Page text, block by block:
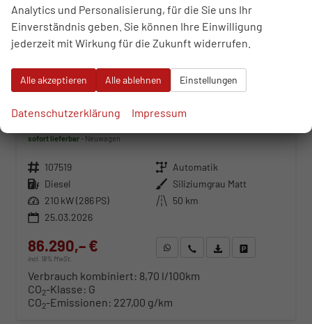
Volkswagen Touareg
sofort lieferbar Neuwagen
Fahrzeugnr. 107519 Getriebe Automatik
Kraftstoff Diesel Außenfarbe Siliziumgrau Matt
Leistung 210 kW (286 PS) Kilometerstand 50 km
25.03.2026
86.290,– €
incl. 19% MwSt.
WhatsApp anfragen
Wir rufen Sie anFahrzeugexposé (PDF)
Verbrauch kombiniert: 8,70 l/100km
CO2-Klasse: G
CO2-Emissionen: 227,00 g/km
Analytics und Personalisierung, für die Sie uns Ihr
Einverständnis geben. Sie können Ihre Einwilligung
jederzeit mit Wirkung für die Zukunft widerrufen.
Alle akzeptieren Alle ablehnen Einstellungen
Datenschutzerklärung Impressum